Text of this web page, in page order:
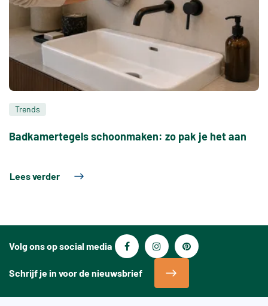
Trends
Badkamertegels schoonmaken: zo pak je het aan
Lees verder
Volg ons op social media
Schrijf je in voor de nieuwsbrief